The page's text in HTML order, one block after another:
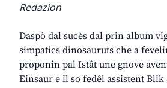
Redazion
Daspò dal sucès dal prin album
simpatics dinosauruts che a
proponin pal Istât une gnove
Einsaur e il so fedêl assistent